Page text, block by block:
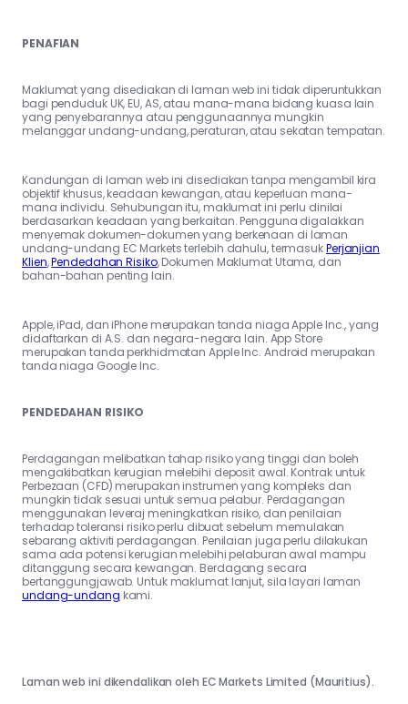
PENAFIAN
Maklumat yang disediakan di laman web ini tidak diperuntukkan
bagi penduduk UK, EU, AS, atau mana-mana bidang kuasa lain
yang penyebarannya atau penggunaannya mungkin
melanggar undang-undang, peraturan, atau sekatan tempatan.
Kandungan di laman web ini disediakan tanpa mengambil kira
objektif khusus, keadaan kewangan, atau keperluan mana-
mana individu. Sehubungan itu, maklumat ini perlu dinilai
berdasarkan keadaan yang berkaitan. Pengguna digalakkan
menyemak dokumen-dokumen yang berkenaan di laman
undang-undang EC Markets terlebih dahulu, termasukPerjanjian
Klien,Pendedahan Risiko, Dokumen Maklumat Utama, dan
bahan-bahan penting lain.
Apple, iPad, dan iPhone merupakan tanda niaga Apple Inc., yang
didaftarkan di A.S. dan negara-negara lain. App Store
merupakan tanda perkhidmatan Apple Inc. Android merupakan
tanda niaga Google Inc.
PENDEDAHAN RISIKO
Perdagangan melibatkan tahap risiko yang tinggi dan boleh
mengakibatkan kerugian melebihi deposit awal. Kontrak untuk
Perbezaan (CFD) merupakan instrumen yang kompleks dan
mungkin tidak sesuai untuk semua pelabur. Perdagangan
menggunakan leveraj meningkatkan risiko, dan penilaian
terhadap toleransi risiko perlu dibuat sebelum memulakan
sebarang aktiviti perdagangan. Penilaian juga perlu dilakukan
sama ada potensi kerugian melebihi pelaburan awal mampu
ditanggung secara kewangan. Berdagang secara
bertanggungjawab. Untuk maklumat lanjut, sila layari laman
undang-undang kami.
Laman web ini dikendalikan oleh EC Markets Limited (Mauritius).